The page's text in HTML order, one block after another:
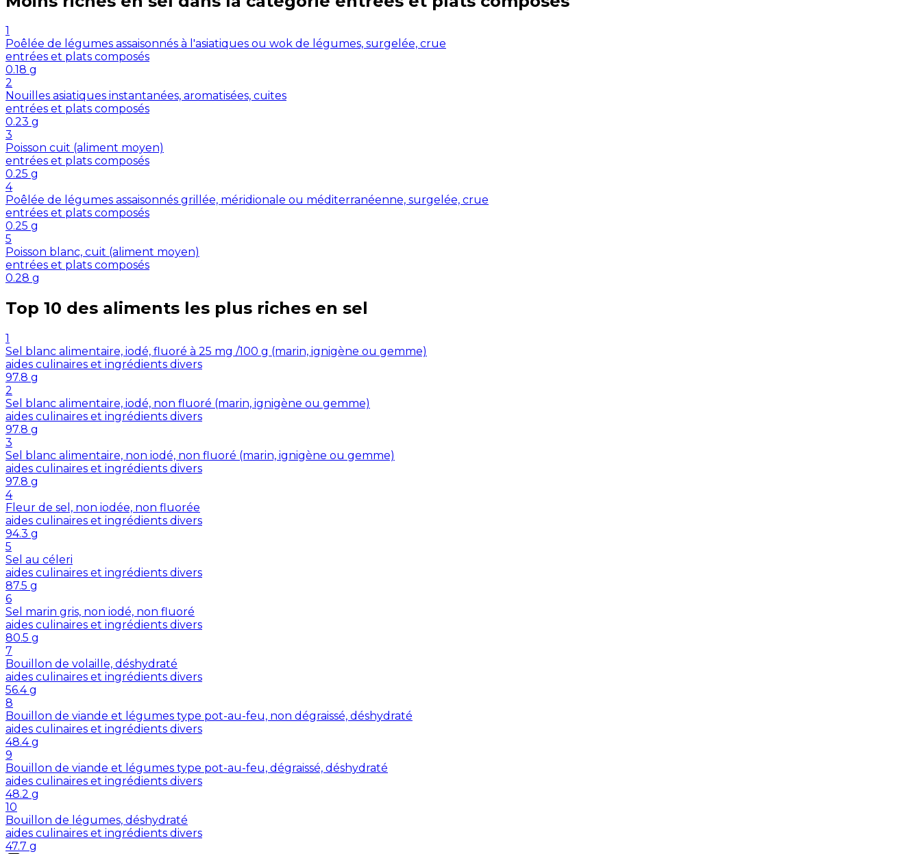
1
Poêlée de légumes assaisonnés à l'asiatiques ou wok de légumes, surgelée, crue
entrées et plats composés
0.18 g
2
Nouilles asiatiques instantanées, aromatisées, cuites
entrées et plats composés
0.23 g
3
Poisson cuit (aliment moyen)
entrées et plats composés
0.25 g
4
Poêlée de légumes assaisonnés grillée, méridionale ou méditerranéenne, surgelée, crue
entrées et plats composés
0.25 g
5
Poisson blanc, cuit (aliment moyen)
entrées et plats composés
0.28 g
Top 10 des aliments les plus riches en sel
1
Sel blanc alimentaire, iodé, fluoré à 25 mg /100 g (marin, ignigène ou gemme)
aides culinaires et ingrédients divers
97.8 g
2
Sel blanc alimentaire, iodé, non fluoré (marin, ignigène ou gemme)
aides culinaires et ingrédients divers
97.8 g
3
Sel blanc alimentaire, non iodé, non fluoré (marin, ignigène ou gemme)
aides culinaires et ingrédients divers
97.8 g
4
Fleur de sel, non iodée, non fluorée
aides culinaires et ingrédients divers
94.3 g
5
Sel au céleri
aides culinaires et ingrédients divers
87.5 g
6
Sel marin gris, non iodé, non fluoré
aides culinaires et ingrédients divers
80.5 g
7
Bouillon de volaille, déshydraté
aides culinaires et ingrédients divers
56.4 g
8
Bouillon de viande et légumes type pot-au-feu, non dégraissé, déshydraté
aides culinaires et ingrédients divers
48.4 g
9
Bouillon de viande et légumes type pot-au-feu, dégraissé, déshydraté
aides culinaires et ingrédients divers
48.2 g
10
Bouillon de légumes, déshydraté
aides culinaires et ingrédients divers
47.7 g